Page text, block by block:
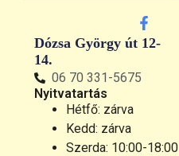
Dózsa György út 12-
14.
06 70 331-5675
Nyitvatartás
Hétfő: zárva
Kedd: zárva
Szerda: 10:00-18:00